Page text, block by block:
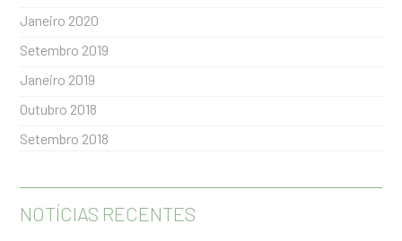
Janeiro 2020
Setembro 2019
Janeiro 2019
Outubro 2018
Setembro 2018
NOTÍCIAS RECENTES